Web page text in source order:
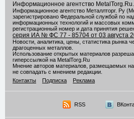
Информационное агентство MetalTorg.Ru
Информационное агентство Металлторг. Ру
зарегистрировано Федеральной службой по
информационных технологий и массовых
регистрационный номер и дата принятия
серия ИА № ФС 77 - 85704 от 03 августа
Новости, аналитика, цены, статистика рынка
драгоценных металлов.
Использование открытых материалов
гиперссылкой на MetalTorg.Ru
Мнение авторов материалов, размещаемых
не совпадать с мнением редакции.
Контакты
Подписка Реклама
RSS